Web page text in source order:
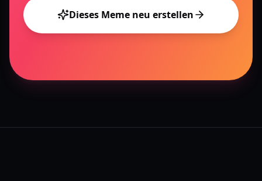
Dieses Meme neu erstellen